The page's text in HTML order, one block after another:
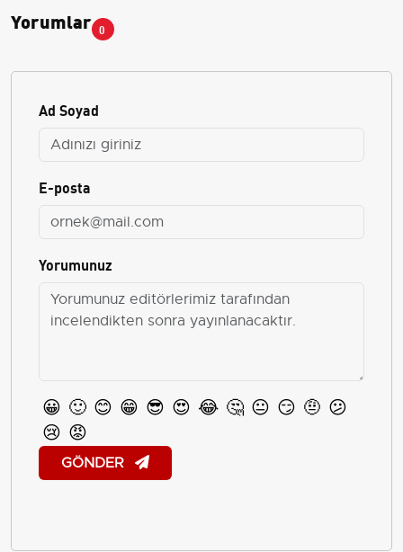
Yorumlar 0
Ad Soyad
E-posta
Yorumunuz
😀 🙂 😊 😁 😎 😍 😂 🤔 😐 😏 🤨 😕
😢 😡
GÖNDER